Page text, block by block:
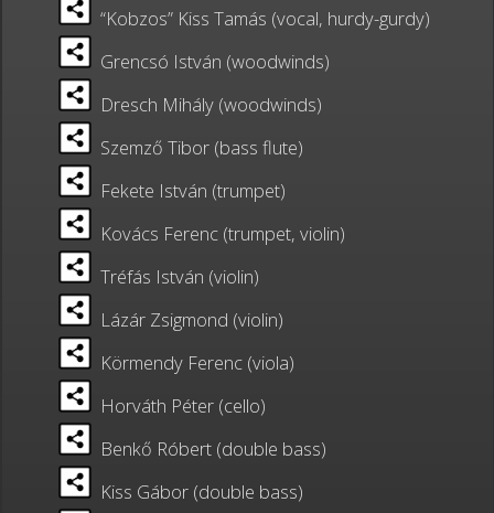
“Kobzos” Kiss Tamás (vocal, hurdy-gurdy)
Grencsó István (woodwinds)
Dresch Mihály (woodwinds)
Szemző Tibor (bass flute)
Fekete István (trumpet)
Kovács Ferenc (trumpet, violin)
Tréfás István (violin)
Lázár Zsigmond (violin)
Körmendy Ferenc (viola)
Horváth Péter (cello)
Benkő Róbert (double bass)
Kiss Gábor (double bass)